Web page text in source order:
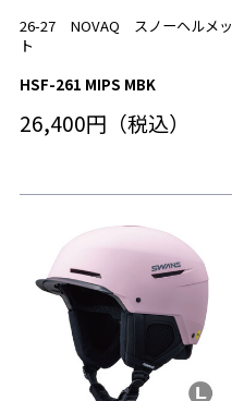
26-27 NOVAQ スノーヘルメッ
ト
HSF-261 MIPS MBK
26,400円（税込）